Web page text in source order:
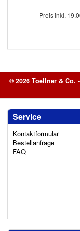
Preis inkl.
© 2026 Toellner &
Service
Kontaktformular
Bestellanfrage
FAQ